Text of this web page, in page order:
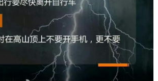
十六区概览
图说北京 视频北京